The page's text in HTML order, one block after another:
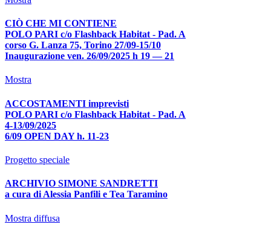
CIÒ CHE MI CONTIENE
POLO PARI c/o Flashback Habitat - Pad. A
corso G. Lanza 75, Torino 27/09-15/10
Inaugurazione ven. 26/09/2025 h 19 — 21
Mostra
ACCOSTAMENTI imprevisti
POLO PARI c/o Flashback Habitat - Pad. A
4-13/09/2025
6/09 OPEN DAY h. 11-23
Progetto speciale
ARCHIVIO SIMONE SANDRETTI
a cura di Alessia Panfili e Tea Taramino
Mostra diffusa